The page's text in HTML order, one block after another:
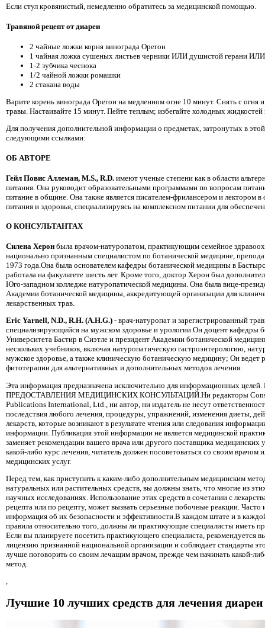
Если стул кровянистый, немедленно обратитесь за медицинской помощью.
Травяной рецепт от диареи
2 чайные ложки корня винограда Орегон
1 чайная ложка сушеных листьев черники ИЛИ душистой герани
1-2 зубчика чеснока
1/2 чайной ложки ромашки
2 стакана воды
Варите корень винограда Орегон на медленном огне 10 минут. Снять с огня
травы. Настаивайте 15 минут. Пейте теплым; избегайте холодных
Для получения дополнительной информации о предметах, затронутых в этой
следующими ссылками:
ОБ АВТОРЕ
Гейл Повис Аллеман, М.S., R.D. имеют ученые степени как в области
питания. Она руководит образовательными программами по вопросам
питание в общине. Она также является писателем-фрилансером и лектором в
питания и здоровья, специализируясь на комплексном питании для
О КОНСУЛЬТАНТАХ
Силена Херон была врачом-натуропатом, практикующим семейное
национально признанным специалистом по ботанической медицине,
1973 года.Она была основателем кафедры ботанической медицины в
работала на факультете шесть лет. Кроме того, доктор Херон был
Юго-западном колледже натуропатической медицины. Она была вице-
Академии ботанической медицины, аккредитующей организации для
лекарственных трав.
Eric Yarnell, N.D., R.H. (A.H.G.) - врач-натуропат и зарегистрированный
специализирующийся на мужском здоровье и урологии.Он доцент кафедры
Университета Бастир в Сиэтле и президент Академии ботанической
нескольких учебников, включая натуропатическую гастроэнтерологию,
мужское здоровье, а также клиническую ботаническую медицину; Он ведет
фитотерапии для альтернативных и дополнительных методов лечения.
Эта информация предназначена исключительно для информационных
ПРЕДОСТАВЛЕНИЯ МЕДИЦИНСКИХ КОНСУЛЬТАЦИЙ.Ни редакторы
Publications International, Ltd., ни автор, ни издатель не несут
последствия любого лечения, процедуры, упражнений, изменения диеты,
лекарств, которые возникают в результате чтения или следования
информации. Публикация этой информации не является медицинской
заменяет рекомендации вашего врача или другого поставщика медицинских
какой-либо курс лечения, читатель должен посоветоваться со своим врачом
медицинских услуг.
Перед тем, как приступить к каким-либо дополнительным медицинским
натуральных или растительных средств, вы должны знать, что многие из
научных исследованиях. Использование этих средств в сочетании с
рецепта или по рецепту, может вызвать серьезные побочные реакции. Часто
информация об их безопасности и эффективности.В каждом штате и в
правила относительно того, должны ли практикующие специалисты иметь
Если вы планируете посетить практикующего специалиста, рекомендуется
лицензию признанной национальной организации и соблюдает стандарты
лучше поговорить со своим лечащим врачом, прежде чем начинать какой-
метод.
,
Лучшие 10 лучших средств для лечения диареи